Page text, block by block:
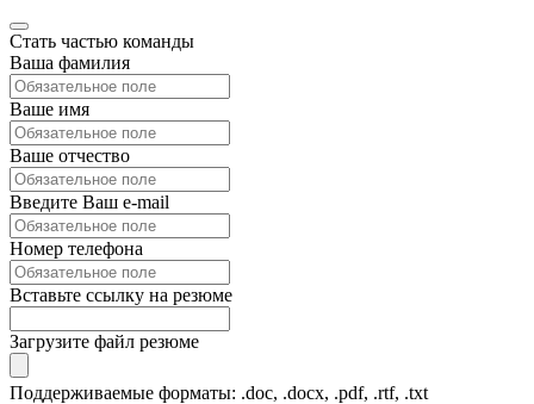
Стать частью команды
Ваша фамилия
Ваше имя
Ваше отчество
Введите Ваш e-mail
Номер телефона
Вставьте ссылку на резюме
Загрузите файл резюме
Поддерживаемые форматы: .doc, .docx, .pdf, .rtf, .txt